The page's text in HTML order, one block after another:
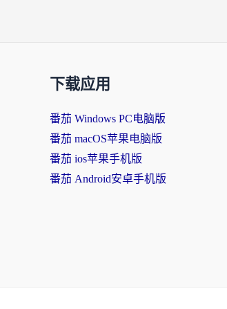
下载应用
番茄 Windows PC电脑版
番茄 macOS苹果电脑版
番茄 ios苹果手机版
番茄 Android安卓手机版